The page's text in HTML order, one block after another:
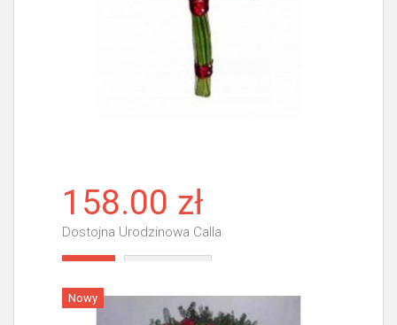
158.00 zł
Dostojna Urodzinowa Calla
Nowy